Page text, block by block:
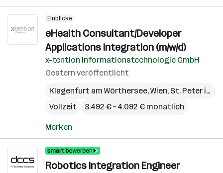
Einblicke
eHealth Consultant/Developer
Applications Integration (m/w/d)
x-tention Informationstechnologie GmbH
Gestern veröffentlicht
Klagenfurt am Wörthersee,Wien, St. Peter in der Au
Vollzeit
3.492 € – 4.092 € monatlich
Merken
Robotics Integration Engineer